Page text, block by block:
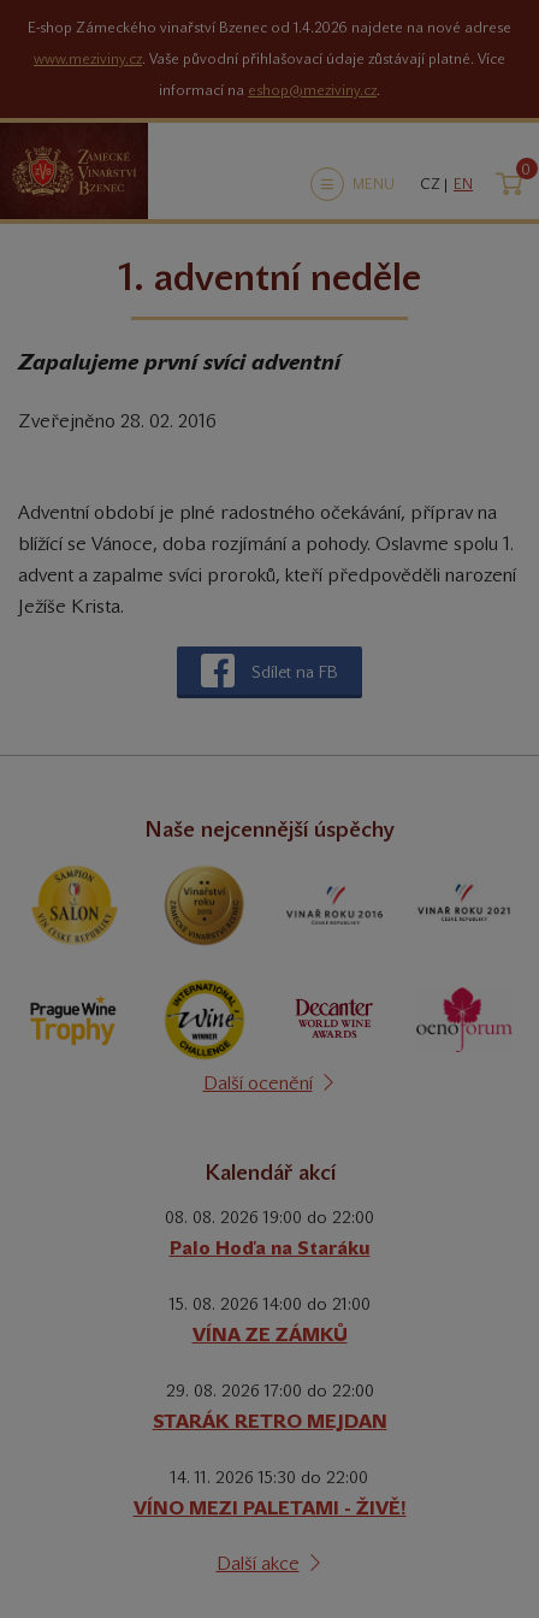
E-shop Zámeckého vinařství Bzenec od 1.4.2026 najdete na nové adrese
www.meziviny.cz. Vaše původní přihlašovací údaje zůstávají platné. Více
informací na eshop@meziviny.cz.
MENU CZ | EN
0
1. adventní neděle
Zapalujeme první svíci adventní
Zveřejněno 28. 02. 2016
Adventní období je plné radostného očekávání, příprav na
blížící se Vánoce, doba rozjímání a pohody. Oslavme spolu 1.
advent a zapalme svíci proroků, kteří předpověděli narození
Ježíše Krista.
Sdílet na FB
Naše nejcennější úspěchy
Další ocenění
Kalendář akcí
08. 08. 2026 19:00 do 22:00
Palo Hoďa na Staráku
15. 08. 2026 14:00 do 21:00
VÍNA ZE ZÁMKŮ
29. 08. 2026 17:00 do 22:00
STARÁK RETRO MEJDAN
14. 11. 2026 15:30 do 22:00
VÍNO MEZI PALETAMI - ŽIVĚ!
Další akce